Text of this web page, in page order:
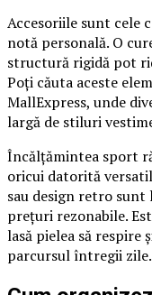
Accesoriile sunt cele
notă personală. O
structură rigidă pot
Poți căuta aceste
MallExpress, unde
largă de stiluri
Încălțămintea sport
oricui datorită
sau design retro
prețuri rezonabile.
lasă pielea să respire
parcursul întregii zile.